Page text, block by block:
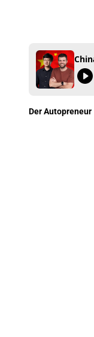
Der Autopreneur